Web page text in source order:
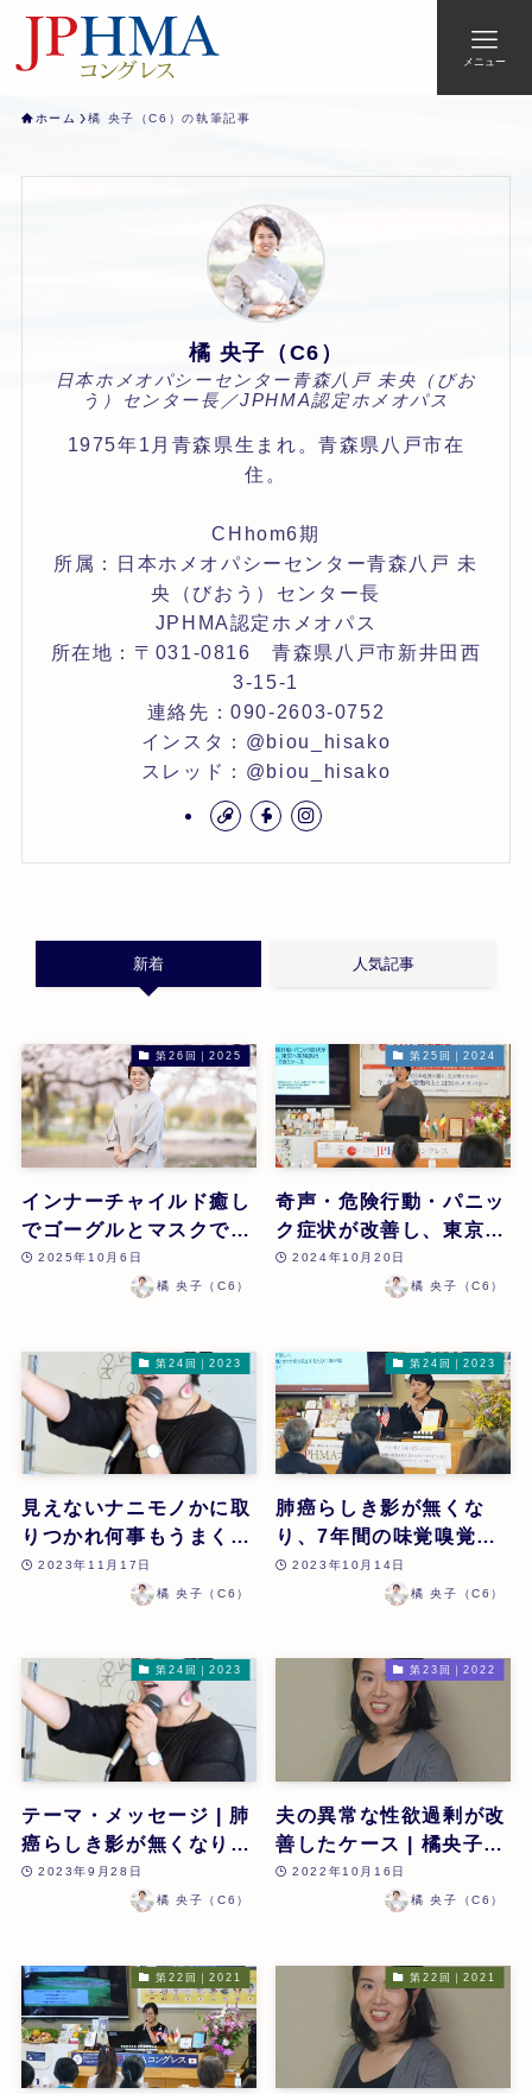
メニュー
ホーム 橘 央子（C6）の執筆記事
橘 央子（C6）
日本ホメオパシーセンター青森八戸 未央（びお
う）センター長／JPHMA認定ホメオパス
1975年1月青森県生まれ。青森県八戸市在
住。
CHhom6期
所属：日本ホメオパシーセンター青森八戸 未
央（びおう）センター長
JPHMA認定ホメオパス
所在地：〒031-0816 青森県八戸市新井田西
3-15-1
連絡先：090-2603-0752
インスタ：@biou_hisako
スレッド：@biou_hisako
新着 人気記事
第26回｜2025
インナーチャイルド癒し
でゴーグルとマスクで歩
いていた何十年来の花粉
症その日から無し!ホル
回
2025年10月6日
橘 央子（C6）
第25回｜2024
奇声・危険行動・パニッ
ク症状が改善し、東京へ
家族旅行できたケース |
橘央子 | 第25回
2024年10月20日
橘 央子（C6）
第24回｜2023
見えないナニモノかに取
りつかれ何事もうまくい
かなかったケース | 橘央
2023年11月17日
橘 央子（C6）
第24回｜2023
肺癌らしき影が無くな
り、7年間の味覚嗅覚無
しが改善したケース | 橘
央子 | 第24回
2023年10月14日
橘 央子（C6）
第24回｜2023
テーマ・メッセージ | 肺
癌らしき影が無くなり、
7年間の味覚嗅覚無しが
改善したケース | 橘央子
2023年9月28日
橘 央子（C6）
第23回｜2022
夫の異常な性欲過剰が改
善したケース | 橘央子 |
第23回
2022年10月16日
橘 央子（C6）
第22回｜2021 第22回｜2021